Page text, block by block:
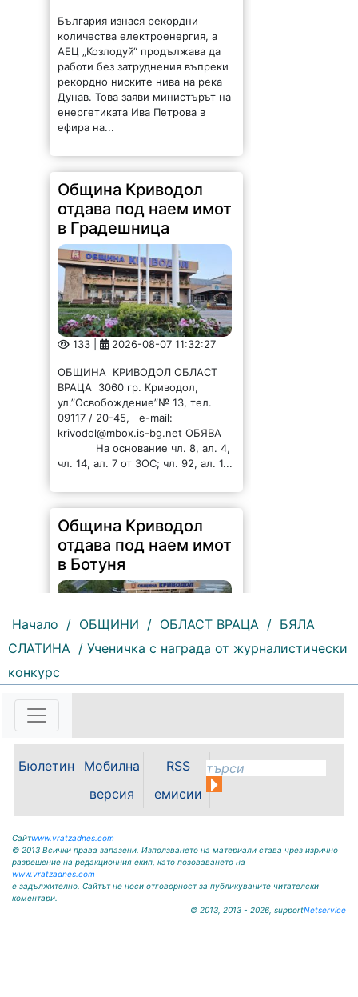
България изнася рекордни
количества електроенергия, а
АЕЦ „Козлодуй“ продължава да
работи без затруднения въпреки
рекордно ниските нива на река
Дунав. Това заяви министърът на
енергетиката Ива Петрова в
ефира на...
Община Криводол
отдава под наем имот
в Градешница
133 | 2026-08-07 11:32:27
ОБЩИНА КРИВОДОЛ ОБЛАСТ
ВРАЦА 3060 гр. Криводол,
ул.”Освобождение”№ 13, тел.
09117 / 20-45, e-mail:
krivodol@mbox.is-bg.net ОБЯВА
На основание чл. 8, ал. 4,
чл. 14, ал. 7 от ЗОС; чл. 92, ал. 1...
Община Криводол
отдава под наем имот
в Ботуня
137 | 2026-08-07 11:30:54
ВРАЦА 3060 гр. Криводол, ул.
„Освобождение” № 13, тел.
09117/20-45, e-mail:
krivodol@mbox.is-bg.net ОБЯВА
На основание чл. 8, ал. 4,
чл. 14, ал. 7 от ЗОС; чл. 92, ал. 1...
Начало / ОБЩИНИ / ОБЛАСТ ВРАЦА / БЯЛА
СЛАТИНА / Ученичка с награда от журналистически
конкурс
Бюлетин
Мобилна
версия
RSS
емисии
Сайтwww.vratzadnes.com
© 2013 Всички права запазени. Използването на материали става чрез изрично
разрешение на редакционния екип, като позоваването на
www.vratzadnes.com
е задължително. Сайтът не носи отговорност за публикуваните читателски
коментари.
© 2013, 2013 - 2026, supportNetservice